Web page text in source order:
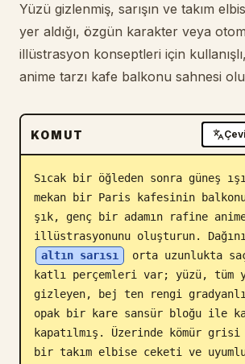
İstemler
Fiyatlandırma
İndir
Blog
Güncellemeler
Yüzü gizlenmiş, sarışın ve takım
yer aldığı, özgün karakter veya
illüstrasyon konseptleri için
anime tarzı kafe balkonu sahnesi
KOMUT
Sıcak bir öğleden sonra güneş
mekan bir Paris kafesinin
şık, genç bir adamın rafine
illüstrasyonunu oluşturun.
altın sarısı
orta uzunlukta
katlı perçemleri var; yüzü, tüm
gizleyen, bej ten rengi
opak bir kare sansür bloğu ile
kapatılmış. Üzerinde kömür
bir takım elbise ceketi ve